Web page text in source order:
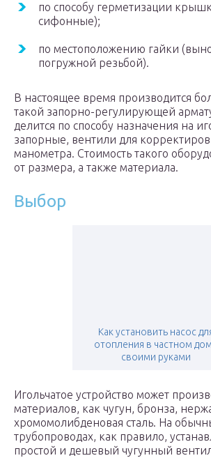
по способу герметизации
сифонные);
по местоположению гайки
погружной резьбой).
В настоящее время производится
такой запорно-регулирующей
делится по способу назначения на
запорные, вентили для
манометра. Стоимость такого
от размера, а также материала.
Выбор
Как установить насос
отопления в частном
своими руками
Игольчатое устройство может
материалов, как чугун, бронза,
хромомолибденовая сталь. На
трубопроводах, как правило,
простой и дешевый чугунный